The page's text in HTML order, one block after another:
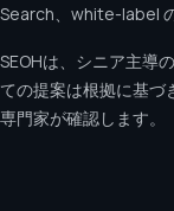
Search、white-label
SEOHは、シニア主導
ての提案は根拠に基づ
専門家が確認します。